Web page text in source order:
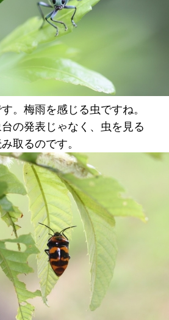
。梅雨を感じる虫ですね。
の発表じゃなく、虫を見る
取るのです。